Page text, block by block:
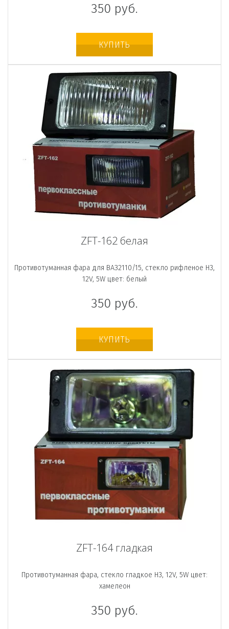
350 руб.
КУПИТЬ
ZFT-162 белая
Противотуманная фара для ВАЗ2110/15, стекло рифленое H3,
12V, 5W цвет: белый
350 руб.
КУПИТЬ
ZFT-164 гладкая
Противотуманная фара, стекло гладкое H3, 12V, 5W цвет:
хамелеон
350 руб.